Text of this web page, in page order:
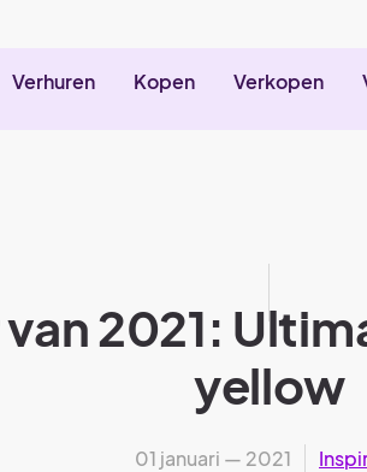
Verhuren Kopen Verkopen
2021:
yellow
01 januari — 2021